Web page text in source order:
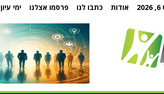
אודות כתבו לנו פרסמו אצלנו ימי עיון